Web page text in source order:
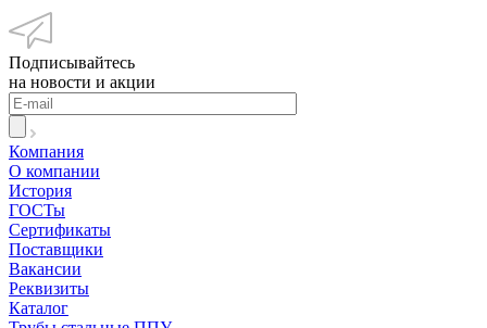
Подписывайтесь
на новости и акции
Компания
О компании
История
ГОСТы
Сертификаты
Поставщики
Вакансии
Реквизиты
Каталог